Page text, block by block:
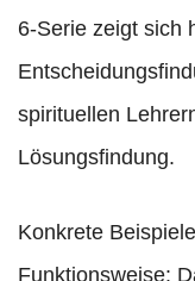
6-Serie zeigt sich
spirituellen
Lösungsfindung.
Konkrete
Funktionsweise: